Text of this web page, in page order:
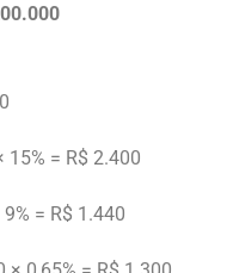
15% = R$ 2.400
= R$ 1.440